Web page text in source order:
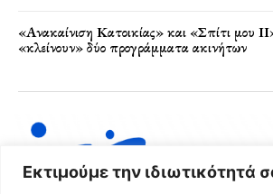
Εκτιμούμε την ιδιωτικότητά
«Ανακαίνιση Κατοικίας» και «Σπίτι μου
«κλείνουν» δύο προγράμματα ακινήτων